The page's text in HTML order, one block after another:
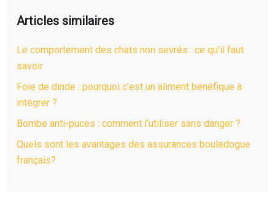
Articles similaires
Le comportement des chats non sevrés : ce qu’il faut
savoir
Foie de dinde : pourquoi c’est un aliment bénéfique à
intégrer ?
Bombe anti-puces : comment l’utiliser sans danger ?
Quels sont les avantages des assurances bouledogue
français?